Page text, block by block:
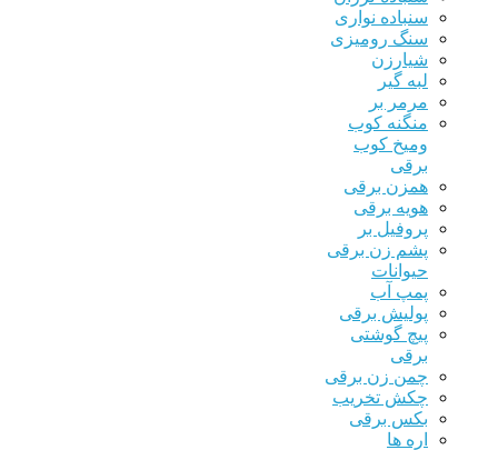
سنباده نواری
سنگ رومیزی
شیارزن
لبه گیر
مرمر بر
منگنه کوب
ومیخ کوب
همزن برقی
هویه برقی
پروفیل بر
پشم زن برقی
حیوانات
پمپ آب
پولیش برقی
پیچ گوشتی
چمن زن برقی
چکش تخریب
بکس برقی
اره ها